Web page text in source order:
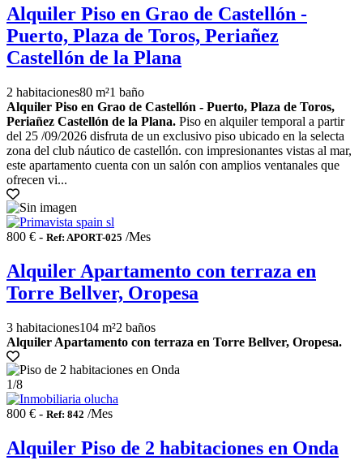
Alquiler Piso en Grao de Castellón -
Puerto, Plaza de Toros, Periañez
Castellón de la Plana
2 habitaciones80 m²1 baño
Alquiler Piso en Grao de Castellón - Puerto, Plaza de Toros,
Periañez Castellón de la Plana. Piso en alquiler temporal a partir
del 25 /09/2026 disfruta de un exclusivo piso ubicado en la selecta
zona del club náutico de castellón. con impresionantes vistas al mar,
este apartamento cuenta con un salón con amplios ventanales que
ofrecen vi...
800 € - Ref: APORT-025 /Mes
Alquiler Apartamento con terraza en
Torre Bellver, Oropesa
3 habitaciones104 m²2 baños
Alquiler Apartamento con terraza en Torre Bellver, Oropesa.
1/8
800 € - Ref: 842 /Mes
Alquiler Piso de 2 habitaciones en Onda